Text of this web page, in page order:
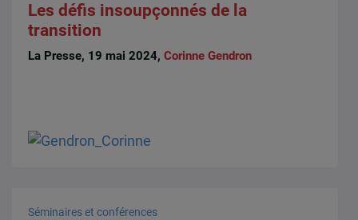
Les défis insoupçonnés de la
transition
La Presse, 19 mai 2024,Corinne Gendron
Séminaires et conférences